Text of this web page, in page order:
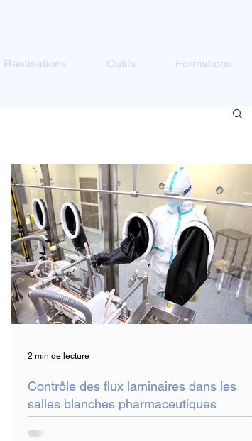
Réalisations Outils Formations
Contrôle des flux laminaires dans les
salles blanches pharmaceutiques
2 min de lecture